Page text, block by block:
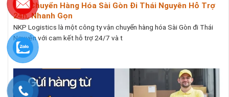
Vận Chuyển Hàng Hóa Sài Gòn Đi Thái Nguyên Hỗ Trợ
24h, Nhanh Gọn
NKP Logistics là một công ty vận chuyển hàng hóa Sài Gòn đi Thái
Nguyên với cam kết hỗ trợ 24/7 và t